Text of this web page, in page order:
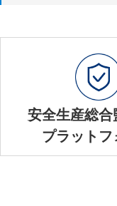
安全生産総合
プラットフ